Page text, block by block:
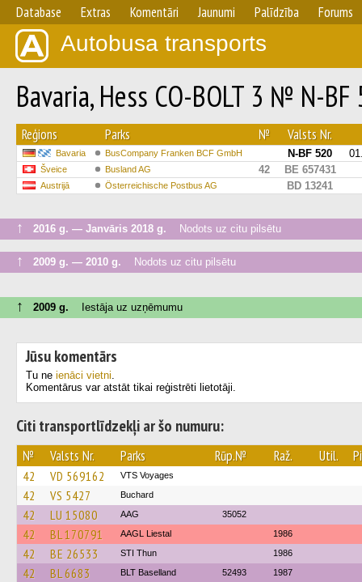
Database Extras Komentāri Jaunumi Palīdzība Forums
Autobusa transports
Bavaria, Hess CO-BOLT 3 № N-BF
Reģions Parks № Valsts Nr.
Bavaria BusCompany Franken BCF GmbH N-BF 520
Šveice Busland AG 42 BE 657431
Austrijā Österreichische Postbus AG BD 13241
↑ 2016 g. — Janvāris 2018 g. Nodots uz citu pilsētu
↑ 2009 g. — 2010 g. Nodots uz citu pilsētu
↑ 2009 g. Iestāja uz uzņēmumu
Jūsu komentārs
Tu ne ienāci vietni.
Komentārus var atstāt tikai reģistrēti lietotāji.
Citi transportlīdzekļi ar šo numuru:
№ Valsts Nr. Parks Rūp.№ Raž. Util.
42 VD 569162 VTS Voyages
42 VS 5427 Buchard
42 LU 15080 AAG 35052
42 BL 170791 AAGL Liestal 1986
42 BE 26533 STI Thun 1986
42 BL 6683 BLT Baselland 52493 1987